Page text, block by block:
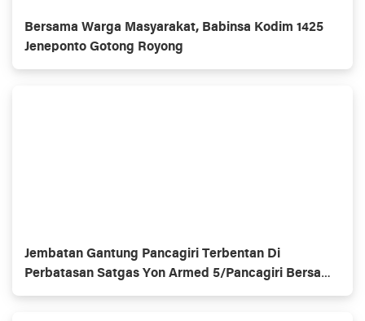
Bersama Warga Masyarakat, Babinsa Kodim 1425
Jeneponto Gotong Royong
Jembatan Gantung Pancagiri Terbentan Di
Perbatasan Satgas Yon Armed 5/Pancagiri Bersama
Vertikal Rescue Dan PT MA/BDRMS